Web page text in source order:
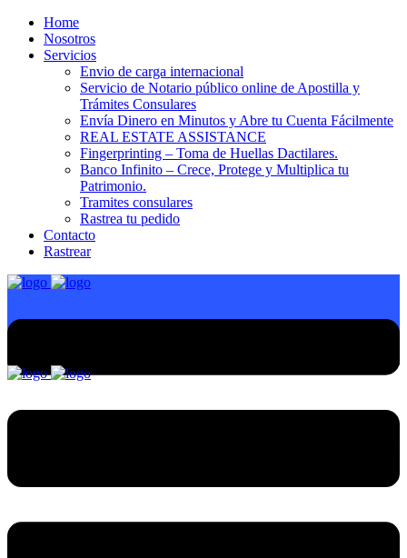
Home
Nosotros
Servicios
Envio de carga internacional
Servicio de Notario público online de Apostilla y
Trámites Consulares
Envía Dinero en Minutos y Abre tu Cuenta Fácilmente
REAL ESTATE ASSISTANCE
Fingerprinting – Toma de Huellas Dactilares.
Banco Infinito – Crece, Protege y Multiplica tu
Patrimonio.
Tramites consulares
Rastrea tu pedido
Contacto
Rastrear